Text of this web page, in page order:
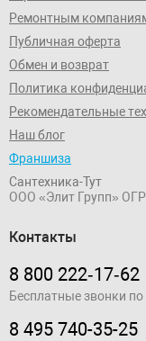
Ремонтным
Публичная оферта
Обмен и возврат
Политика
Рекомендательные
Наш блог
Франшиза
Сантехника-Тут
ООО «Элит Групп»
Контакты
8 800 222‑17‑62
Бесплатные звонки по
8 495 740-35-25